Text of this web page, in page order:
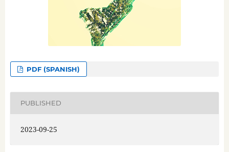
PDF (SPANISH)
PUBLISHED
2023-09-25